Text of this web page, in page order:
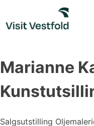
content
Marianne
Salgsutstilling